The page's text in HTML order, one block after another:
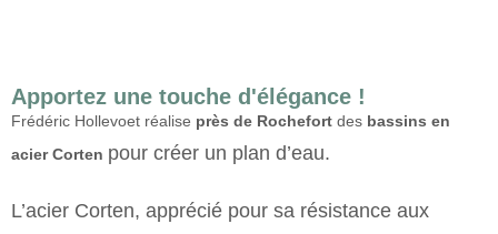
Apportez une touche d'élégance !
Frédéric Hollevoet réalise près de Rochefort des bassins en
acier Corten pour créer un plan d’eau.
L’acier Corten, apprécié pour sa résistance aux